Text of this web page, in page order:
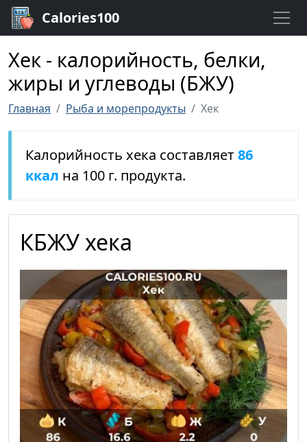
Calories100
Хек - калорийность, белки,
жиры и углеводы (БЖУ)
Главная Рыба и морепродукты Хек
Калорийность хека составляет86
ккал на 100 г. продукта.
КБЖУ хека